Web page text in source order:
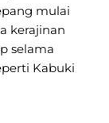
mulai
kerajinan
selama
Kabuki